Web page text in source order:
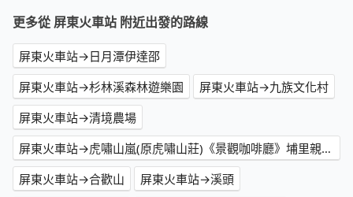
更多從 屏東火車站 附近出發的路線
屏東火車站→日月潭伊達邵
屏東火車站→杉林溪森林遊樂園
屏東火車站→九族文化村
屏東火車站→清境農場
屏東火車站→虎嘯山嵐(原虎嘯山莊)《景觀咖啡廳》埔里親子餐廳｜秘境咖啡廳｜網美餐廳｜婚禮場地租借｜活動場地租借
屏東火車站→合歡山
屏東火車站→溪頭